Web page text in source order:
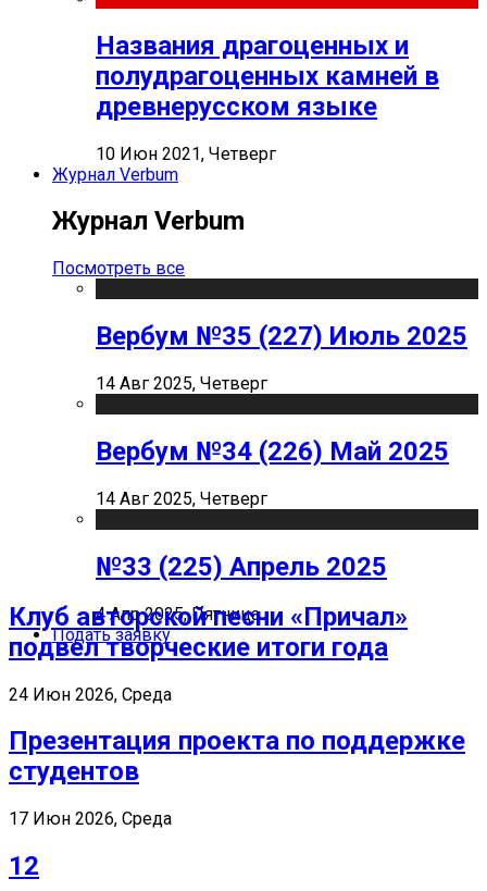
Названия драгоценных и
полудрагоценных камней в
древнерусском языке
10 Июн 2021, Четверг
Журнал Verbum
Журнал Verbum
Посмотреть все
Вербум №35 (227) Июль 2025
14 Авг 2025, Четверг
Вербум №34 (226) Май 2025
14 Авг 2025, Четверг
№33 (225) Апрель 2025
4 Апр 2025, Пятница
Подать заявку
Клуб авторской песни «Причал»
подвел творческие итоги года
24 Июн 2026, Среда
Презентация проекта по поддержке
студентов
17 Июн 2026, Среда
12